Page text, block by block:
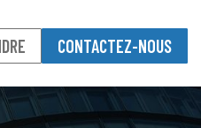
CONTACTEZ-NOUS